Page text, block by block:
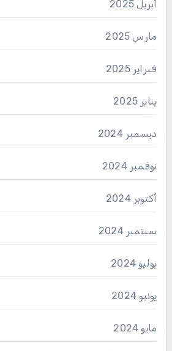
أبريل 2025
مارس 2025
فبراير 2025
يناير 2025
ديسمبر 2024
نوفمبر 2024
أكتوبر 2024
سبتمبر 2024
يوليو 2024
يونيو 2024
مايو 2024